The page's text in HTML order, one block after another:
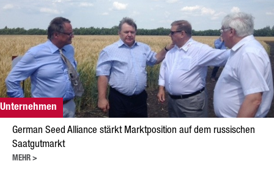
Unternehmen
German Seed Alliance stärkt Marktposition auf dem russischen
Saatgutmarkt
MEHR >
Logistik
News
Kontakt
GSA Russland
GSA Deutschland